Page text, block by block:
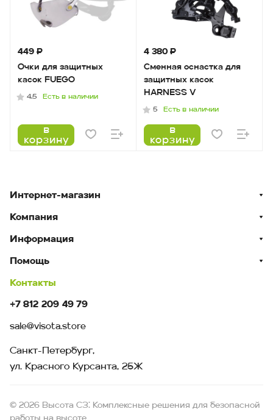
449 ₽
Очки для защитных
касок FUEGO
4.5 Есть в наличии
в
корзину
4 380 ₽
Сменная оснастка для
защитных касок
HARNESS V
5 Есть в наличии
в
корзину
Интернет-магазин
Компания
Информация
Помощь
Контакты
+7 812 209 49 79
sale@visota.store
Санкт-Петербург,
ул. Красного Курсанта, 25Ж
© 2026 Высота СЗ: Комплексные решения для безопасной